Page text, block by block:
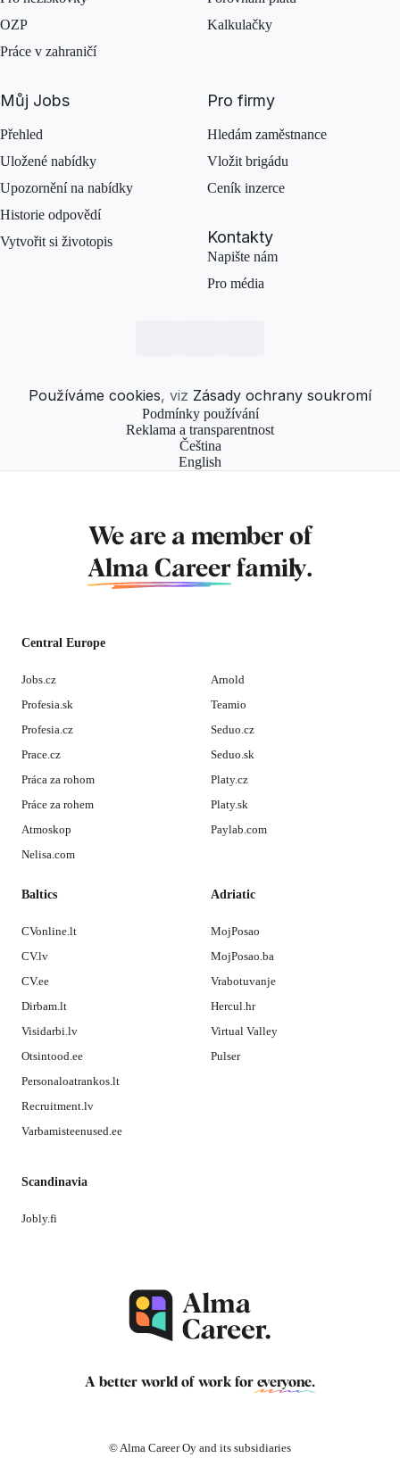
OZP
Práce v zahraničí
Kalkulačky
Můj Jobs
Přehled
Uložené nabídky
Upozornění na nabídky
Historie odpovědí
Vytvořit si životopis
Pro firmy
Hledám zaměstnance
Vložit brigádu
Ceník inzerce
Kontakty
Napište nám
Pro média
Používáme cookies, viz Zásady ochrany soukromí
Podmínky používání
Reklama a transparentnost
Čeština
English
We are a member of
Alma Career family.
Central Europe
Jobs.cz
Profesia.sk
Profesia.cz
Prace.cz
Práca za rohom
Práce za rohem
Atmoskop
Nelisa.com
Arnold
Teamio
Seduo.cz
Seduo.sk
Platy.cz
Platy.sk
Paylab.com
Baltics
CVonline.lt
CV.lv
CV.ee
Dirbam.lt
Visidarbi.lv
Otsintood.ee
Personaloatrankos.lt
Recruitment.lv
Varbamisteenused.ee
Adriatic
MojPosao
MojPosao.ba
Vrabotuvanje
Hercul.hr
Virtual Valley
Pulser
Scandinavia
Jobly.fi
A better world of work for everyone.
© Alma Career Oy and its subsidiaries